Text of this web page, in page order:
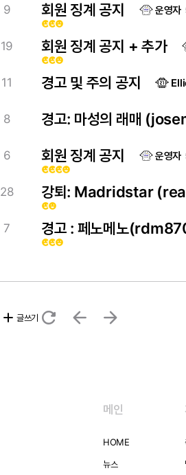
9
emoji_emotionsemoji_emotionsemoji_emotions
회원 징계 공지 운영자
19
emoji_emotionsemoji_emotionsemoji_emotions
회원 징계 공지 + 추가
11 경고 및 주의 공지
8 경고: 마성의 래매
6
emoji_emotionsemoji_emotionsemoji_emotionsemoji_emotions
회원 징계 공지 운영자
28
emoji_emotionsemoji_emotions
강퇴: Madridstar
7
emoji_emotionsemoji_emotionsemoji_emotions
경고 : 페노메노
add 글쓰기 refresh arrow_back arrow_forward
메인
HOME
뉴스